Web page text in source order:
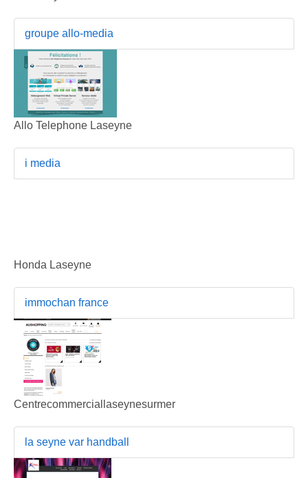
groupe allo-media
Allo Telephone Laseyne
i media
Honda Laseyne
immochan france
Centrecommerciallaseynesurmer
la seyne var handball